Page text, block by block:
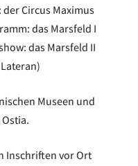
Circus Maximus
das Marsfeld I
das Marsfeld II
Museen und
Inschriften vor Ort